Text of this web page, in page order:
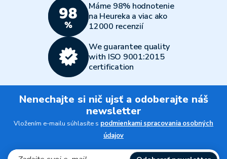
Máme 98% hodnotenie
na Heureka a viac ako
12000 recenzií
We guarantee quality
with ISO 9001:2015
certification
Nenechajte si nič ujsť a odoberajte náš
newsletter
Vložením e-mailu súhlasíte s podmienkami spracovania osobných
údajov